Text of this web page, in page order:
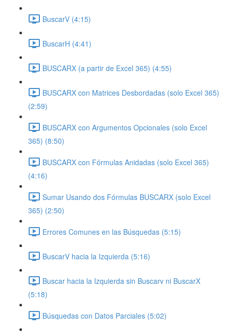
BuscarV (4:15)
BuscarH (4:41)
BUSCARX (a partir de Excel 365) (4:55)
BUSCARX con Matrices Desbordadas (solo Excel 365)
(2:59)
BUSCARX con Argumentos Opcionales (solo Excel
365) (8:50)
BUSCARX con Fórmulas Anidadas (solo Excel 365)
(4:16)
Sumar Usando dos Fórmulas BUSCARX (solo Excel
365) (2:50)
Errores Comunes en las Búsquedas (5:15)
BuscarV hacia la Izquierda (5:16)
Buscar hacia la Izquierda sin Buscarv ni BuscarX
(5:18)
Búsquedas con Datos Parciales (5:02)